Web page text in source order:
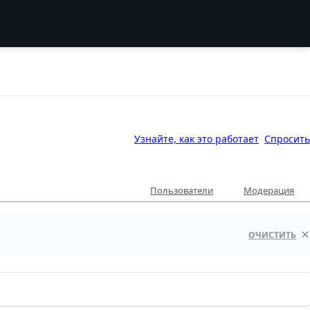
Узнайте, как это работает Спросить
Пользователи Модерация
ОЧИСТИТЬ